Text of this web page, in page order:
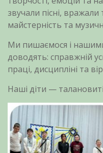
звучали пісні, вражали
майстерність та
Ми пишаємося і
доводять: справжній
праці, дисципліні та
Наші діти —